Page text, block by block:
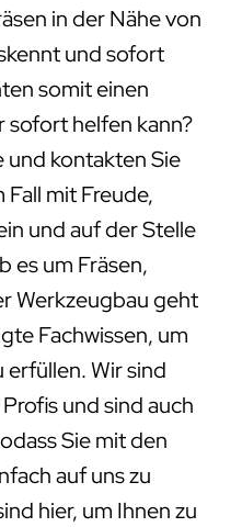
in der Nähe von
und sofort
somit einen
sofort helfen kann?
und kontakten Sie
Fall mit Freude,
und auf der Stelle
es um Fräsen,
Werkzeugbau geht
Fachwissen, um
Wir sind
und sind auch
Sie mit den
auf uns zu
hier, um Ihnen zu